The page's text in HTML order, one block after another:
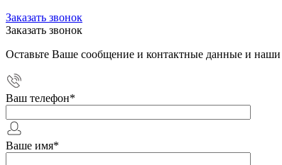
Заказать звонок
Заказать звонок
Оставьте Ваше сообщение и контактные данные и
Ваш телефон*
Ваше имя*